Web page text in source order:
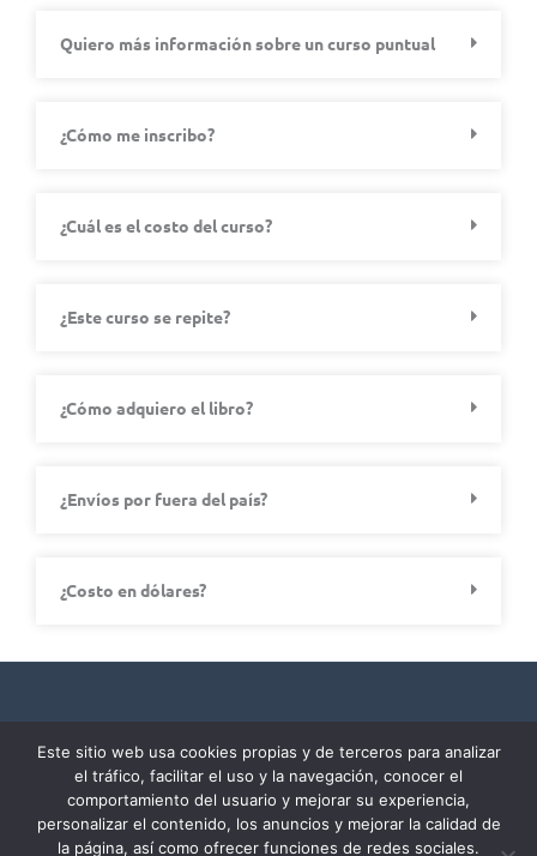
Quiero más información sobre un curso puntual
¿Cómo me inscribo?
¿Cuál es el costo del curso?
¿Este curso se repite?
¿Cómo adquiero el libro?
¿Envíos por fuera del país?
¿Costo en dólares?
Política de tratamiento de datos personales
Política de cookies
Este sitio web usa cookies propias y de terceros para analizar
el tráfico, facilitar el uso y la navegación, conocer el
comportamiento del usuario y mejorar su experiencia,
personalizar el contenido, los anuncios y mejorar la calidad de
la página, así como ofrecer funciones de redes sociales.